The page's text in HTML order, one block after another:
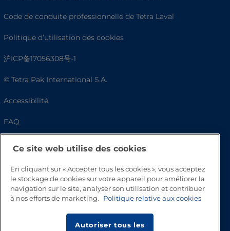
Code de conduite professionnelle de Tetra Laval
Politique d’utilisation des cookies
沪ICP备17056308号-1
© Tetra Pak International S.A.
Accessibilité
FAQ
Ce site web utilise des cookies
En cliquant sur « Accepter tous les cookies », vous acceptez
le stockage de cookies sur votre appareil pour améliorer la
navigation sur le site, analyser son utilisation et contribuer
à nos efforts de marketing.
Politique relative aux cookies
Autoriser tous les